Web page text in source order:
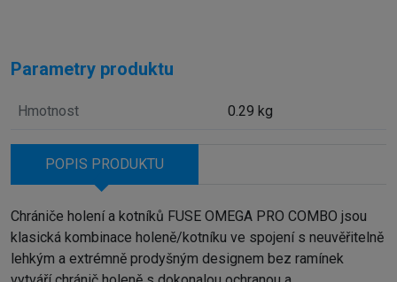
Parametry produktu
Hmotnost 0.29 kg
POPIS PRODUKTU
Chrániče holení a kotníků FUSE OMEGA PRO COMBO jsou
klasická kombinace holeně/kotníku ve spojení s neuvěřitelně
lehkým a extrémně prodyšným designem bez ramínek